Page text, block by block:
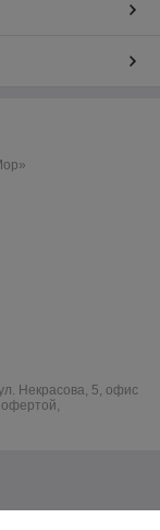
Некрасова, 5, офис